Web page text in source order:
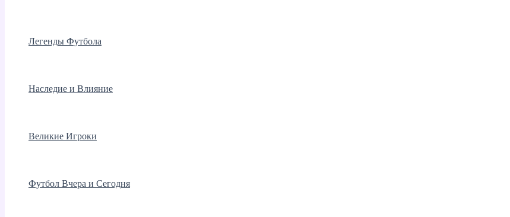
Легенды Футбола
Наследие и Влияние
Великие Игроки
Футбол Вчера и Сегодня